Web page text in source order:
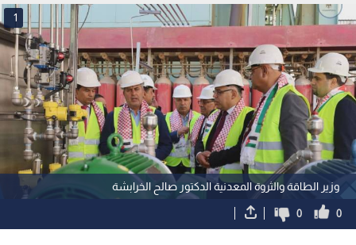
وزير الطاقة والثروة المعدنية الدكتور صالح الخرابشة
1
0
0